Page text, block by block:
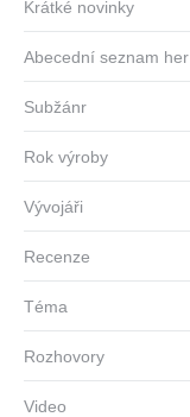
Krátké novinky
Abecední seznam her
Subžánr
Rok výroby
Vývojáři
Recenze
Téma
Rozhovory
Video